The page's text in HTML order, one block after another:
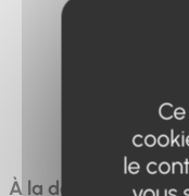
À la découverte
le